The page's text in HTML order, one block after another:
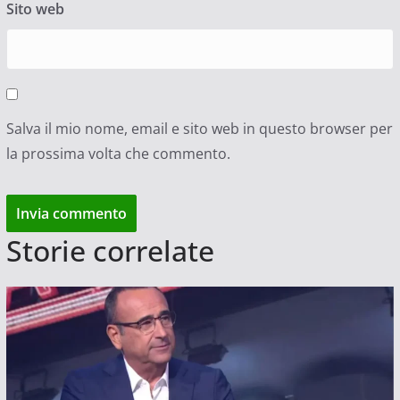
Sito web
Salva il mio nome, email e sito web in questo browser per
la prossima volta che commento.
Storie correlate